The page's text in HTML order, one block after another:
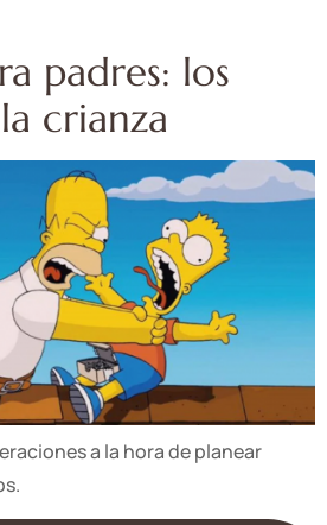
padres: los
crianza
a la hora de planear